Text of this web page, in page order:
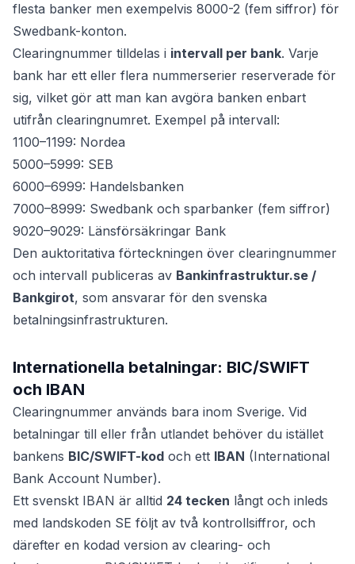
flesta banker men exempelvis 8000-2 (fem siffror) för
Swedbank-konton.
Clearingnummer tilldelas i intervall per bank. Varje
bank har ett eller flera nummerserier reserverade för
sig, vilket gör att man kan avgöra banken enbart
utifrån clearingnumret. Exempel på intervall:
1100–1199: Nordea
5000–5999: SEB
6000–6999: Handelsbanken
7000–8999: Swedbank och sparbanker (fem siffror)
9020–9029: Länsförsäkringar Bank
Den auktoritativa förteckningen över clearingnummer
och intervall publiceras av Bankinfrastruktur.se /
Bankgirot, som ansvarar för den svenska
betalningsinfrastrukturen.
Internationella betalningar: BIC/SWIFT
och IBAN
Clearingnummer används bara inom Sverige. Vid
betalningar till eller från utlandet behöver du istället
bankens BIC/SWIFT-kod och ett IBAN (International
Bank Account Number).
Ett svenskt IBAN är alltid 24 tecken långt och inleds
med landskoden SE följt av två kontrollsiffror, och
därefter en kodad version av clearing- och